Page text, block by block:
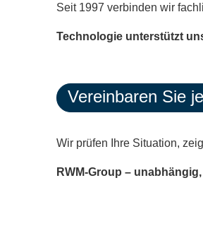
Seit 1997 verbinden wir
Technologie unterstützt
Vereinbaren Sie
Wir prüfen Ihre Situation,
RWM-Group –